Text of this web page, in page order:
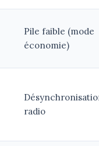
Pile faible (mode
économie)
radio